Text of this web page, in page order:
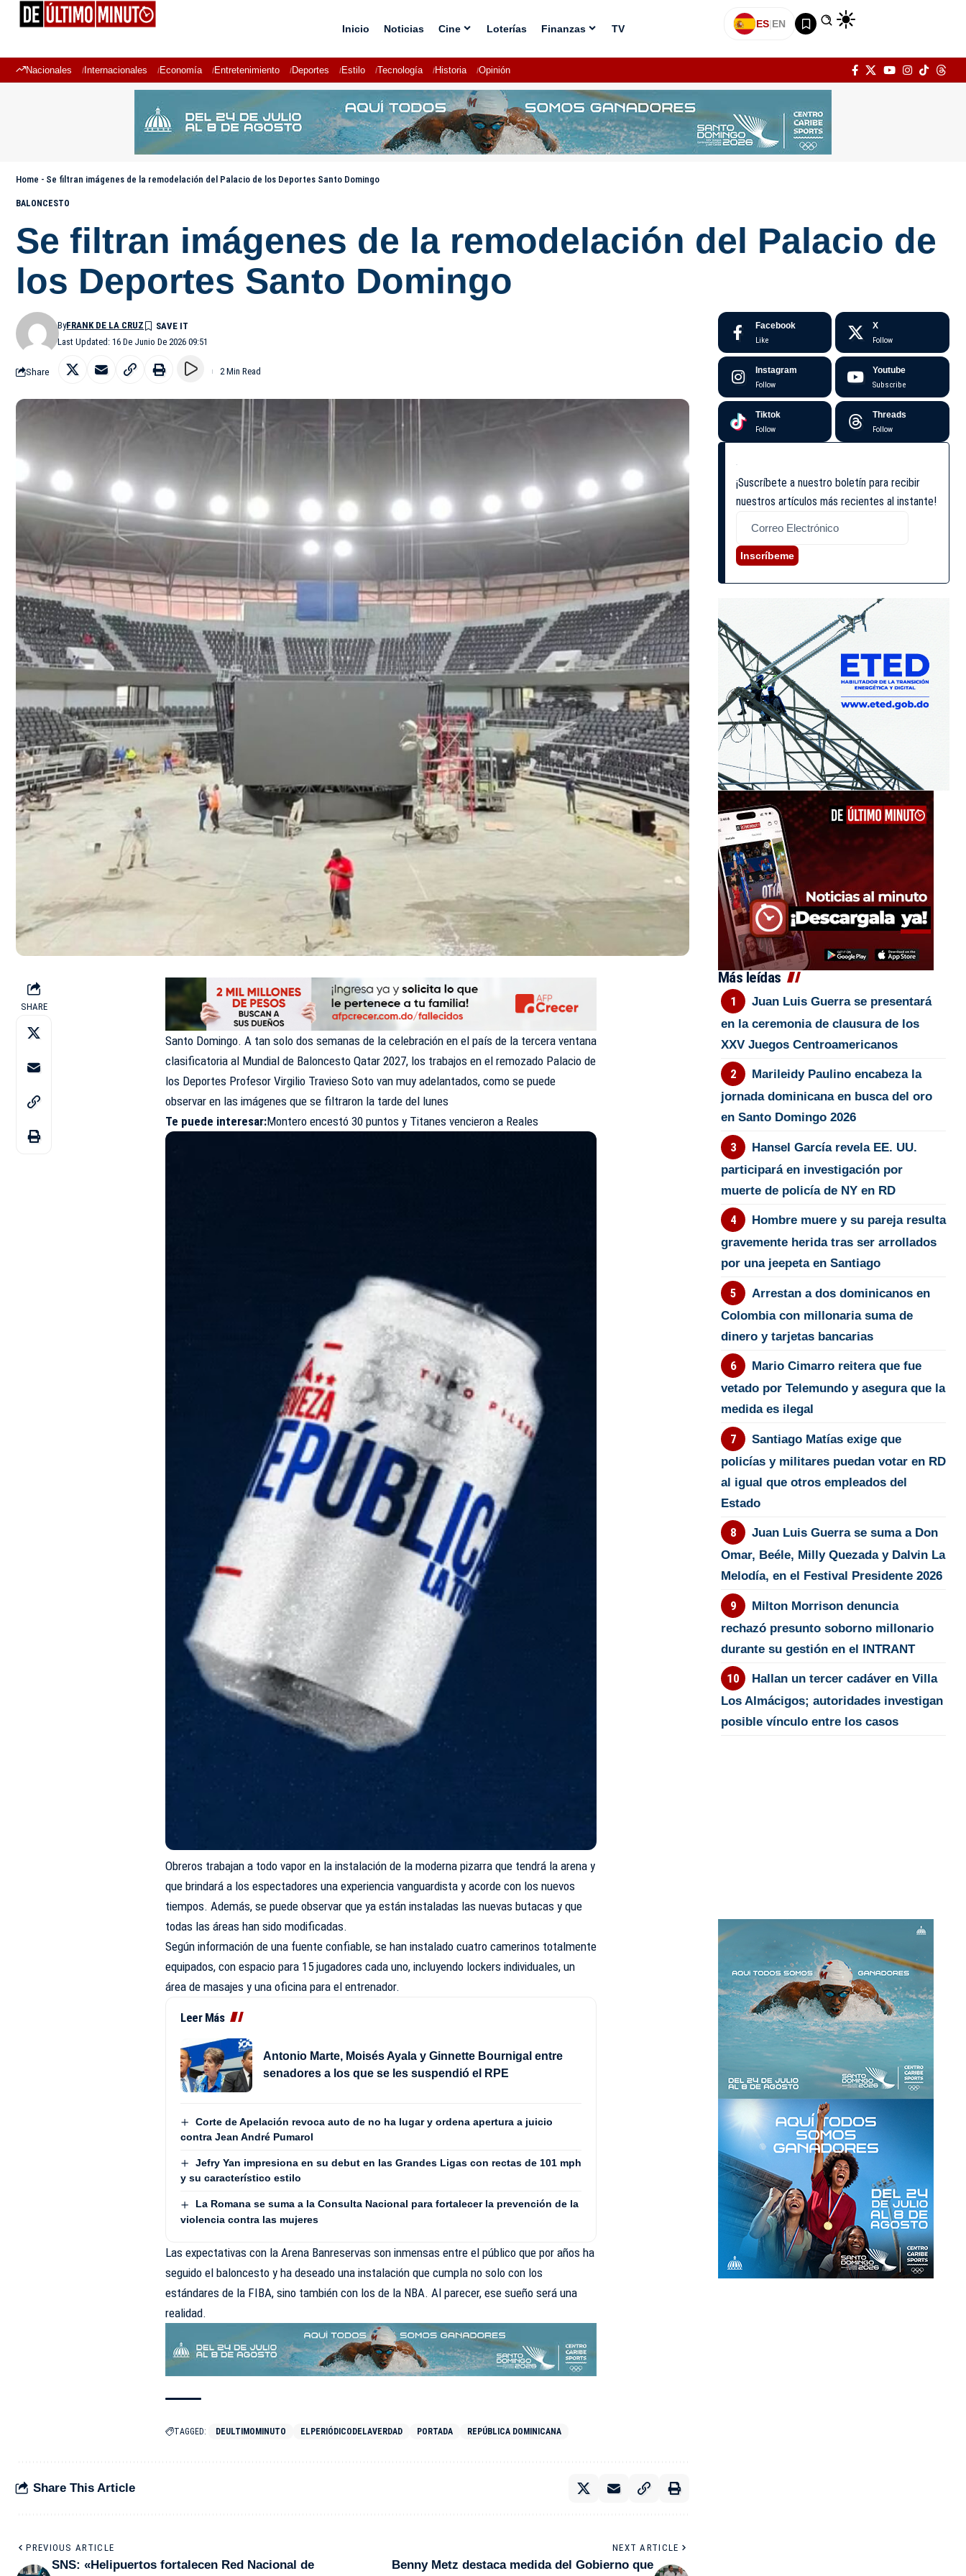
Inicio Noticias Cine Loterías Finanzas TV ES|EN
Nacionales Internacionales Economía Entretenimiento Deportes Estilo Tecnología Historia Opinión
Home - Se filtran imágenes de la remodelación del Palacio de los Deportes Santo Domingo
BALONCESTO
Se filtran imágenes de la remodelación del Palacio de
los Deportes Santo Domingo
Last Updated: 16 De Junio De 2026 09:51
ByFRANK DE LA CRUZ
Share 2 Min Read
SHARE
Santo Domingo. A tan solo dos semanas de la celebración en el país de la tercera ventana
clasificatoria al Mundial de Baloncesto Qatar 2027, los trabajos en el remozado Palacio de
los Deportes Profesor Virgilio Travieso Soto van muy adelantados, como se puede
observar en las imágenes que se filtraron la tarde del lunes
Te puede interesar:Montero encestó 30 puntos y Titanes vencieron a Reales
Obreros trabajan a todo vapor en la instalación de la moderna pizarra que tendrá la arena y
que brindará a los espectadores una experiencia vanguardista y acorde con los nuevos
tiempos. Además, se puede observar que ya están instaladas las nuevas butacas y que
todas las áreas han sido modificadas.
Según información de una fuente confiable, se han instalado cuatro camerinos totalmente
equipados, con espacio para 15 jugadores cada uno, incluyendo lockers individuales, un
área de masajes y una oficina para el entrenador.
Leer Más
Antonio Marte, Moisés Ayala y Ginnette Bournigal entre
senadores a los que se les suspendió el RPE
Corte de Apelación revoca auto de no ha lugar y ordena apertura a juicio
contra Jean André Pumarol
Jefry Yan impresiona en su debut en las Grandes Ligas con rectas de 101 mph
y su característico estilo
La Romana se suma a la Consulta Nacional para fortalecer la prevención de la
violencia contra las mujeres
Las expectativas con la Arena Banreservas son inmensas entre el público que por años ha
seguido el baloncesto y ha deseado una instalación que cumpla no solo con los
estándares de la FIBA, sino también con los de la NBA. Al parecer, ese sueño será una
realidad.
TAGGED: DEULTIMOMINUTO ELPERIÓDICODELAVERDAD PORTADA REPÚBLICA DOMINICANA
Share This Article
PREVIOUS ARTICLE
SNS: «Helipuertos fortalecen Red Nacional de
NEXT ARTICLE
Benny Metz destaca medida del Gobierno que
Facebook
Like
X
Follow
Instagram
Follow
Youtube
Subscribe
Tiktok
Follow
Threads
Follow
¡Suscríbete a nuestro boletín para recibir
nuestros artículos más recientes al instante!
Inscríbeme
Más leídas
Juan Luis Guerra se presentará
en la ceremonia de clausura de los
XXV Juegos Centroamericanos
Marileidy Paulino encabeza la
jornada dominicana en busca del oro
en Santo Domingo 2026
Hansel García revela EE. UU.
participará en investigación por
muerte de policía de NY en RD
Hombre muere y su pareja resulta
gravemente herida tras ser arrollados
por una jeepeta en Santiago
Arrestan a dos dominicanos en
Colombia con millonaria suma de
dinero y tarjetas bancarias
Mario Cimarro reitera que fue
vetado por Telemundo y asegura que la
medida es ilegal
Santiago Matías exige que
policías y militares puedan votar en RD
al igual que otros empleados del
Estado
Juan Luis Guerra se suma a Don
Omar, Beéle, Milly Quezada y Dalvin La
Melodía, en el Festival Presidente 2026
Milton Morrison denuncia
rechazó presunto soborno millonario
durante su gestión en el INTRANT
Hallan un tercer cadáver en Villa
Los Almácigos; autoridades investigan
posible vínculo entre los casos